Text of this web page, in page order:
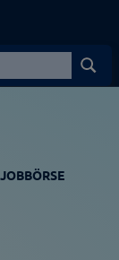
JOBBÖRSE